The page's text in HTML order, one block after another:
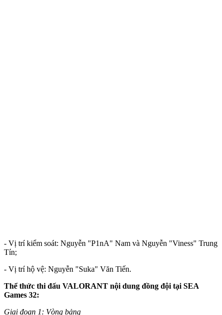
- Vị trí kiểm soát: Nguyễn "P1nA" Nam và Nguyễn "Viness" Trung
Tín;
- Vị trí hộ vệ: Nguyễn "Suka" Văn Tiến.
Thể thức thi đấu VALORANT nội dung đồng đội tại SEA
Games 32:
Giai đoạn 1: Vòng bảng